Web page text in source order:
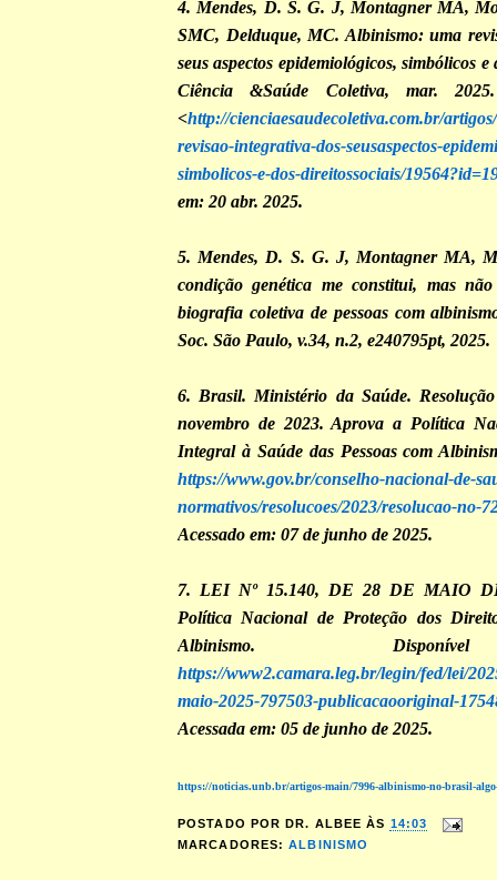
4. Mendes, D. S. G. J, Montagner MA,
SMC, Delduque, MC. Albinismo: uma
seus aspectos epidemiológicos, simbólicos
Ciência &Saúde Coletiva, mar.
<http://cienciaesaudecoletiva.com.br/
revisao-integrativa-dos-seusaspectos-
simbolicos-e-dos-direitossociais/
em: 20 abr. 2025.
5. Mendes, D. S. G. J, Montagner MA,
condição genética me constitui, mas
biografia coletiva de pessoas com
Soc. São Paulo, v.34, n.2, e240795pt, 2025.
6. Brasil. Ministério da Saúde.
novembro de 2023. Aprova a Política
Integral à Saúde das Pessoas com
https://www.gov.br/conselho-nacional-de-
normativos/resolucoes/2023/resolucao-no-
Acessado em: 07 de junho de 2025.
7. LEI Nº 15.140, DE 28 DE MAIO
Política Nacional de Proteção dos
Albinismo.
https://www2.camara.leg.br/legin/fed/lei/
maio-2025-797503-publicacaooriginal-
Acessada em: 05 de junho de 2025.
https://noticias.unb.br/artigos-main/7996-albinismo-no-brasil-
POSTADO POR DR. ALBEE ÀS 14:03
MARCADORES:ALBINISMO